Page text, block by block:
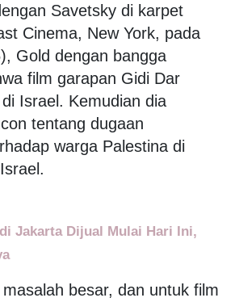
Savetsky di karpet
Cinema, New York, pada
Gold dengan bangga
film garapan Gidi Dar
Israel. Kemudian dia
tentang dugaan
warga Palestina di
Jakarta Dijual Mulai Hari Ini,
besar, dan untuk film